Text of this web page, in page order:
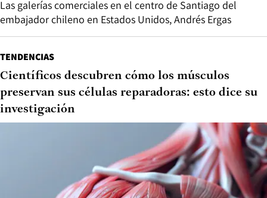
Las galerías comerciales en el centro de Santiago del
embajador chileno en Estados Unidos, Andrés Ergas
TENDENCIAS
Científicos descubren cómo los músculos
preservan sus células reparadoras: esto dice su
investigación